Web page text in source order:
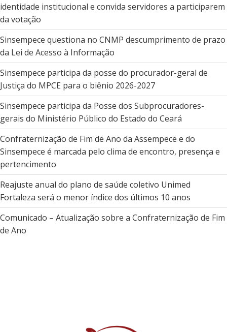
identidade institucional e convida servidores a participarem
da votação
Sinsempece questiona no CNMP descumprimento de prazo
da Lei de Acesso à Informação
Sinsempece participa da posse do procurador-geral de
Justiça do MPCE para o biênio 2026-2027
Sinsempece participa da Posse dos Subprocuradores-
gerais do Ministério Público do Estado do Ceará
Confraternização de Fim de Ano da Assempece e do
Sinsempece é marcada pelo clima de encontro, presença e
pertencimento
Reajuste anual do plano de saúde coletivo Unimed
Fortaleza será o menor índice dos últimos 10 anos
Comunicado – Atualização sobre a Confraternização de Fim
de Ano